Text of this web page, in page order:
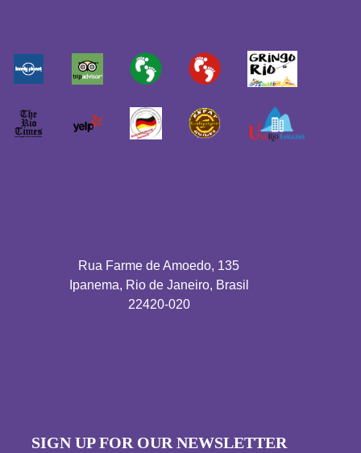
Rua Farme de Amoedo, 135
Ipanema, Rio de Janeiro, Brasil
22420-020
SIGN UP FOR OUR NEWSLETTER